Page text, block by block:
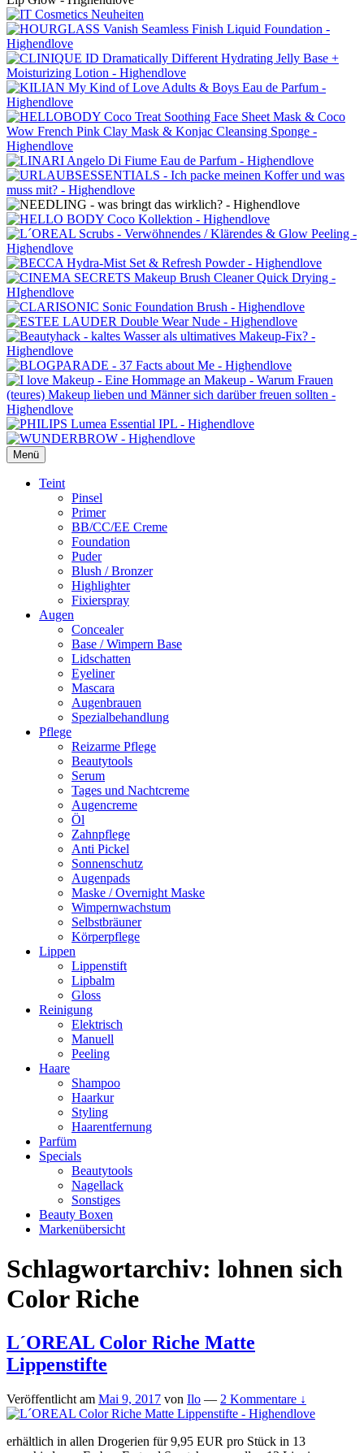
Menü
Primäres
Teint
Pinsel
Primer
BB/CC/EE Creme
Foundation
Puder
Blush / Bronzer
Highlighter
Fixierspray
Augen
Concealer
Base / Wimpern Base
Lidschatten
Eyeliner
Mascara
Augenbrauen
Spezialbehandlung
Pflege
Reizarme Pflege
Beautytools
Serum
Tages und Nachtcreme
Augencreme
Öl
Zahnpflege
Anti Pickel
Sonnenschutz
Augenpads
Maske / Overnight Maske
Wimpernwachstum
Selbstbräuner
Körperpflege
Lippen
Lippenstift
Lipbalm
Gloss
Reinigung
Elektrisch
Manuell
Peeling
Haare
Shampoo
Haarkur
Styling
Haarentfernung
Parfüm
Specials
Beautytools
Nagellack
Sonstiges
Beauty Boxen
Markenübersicht
Schlagwortarchiv: lohnen sich
Color Riche
L´OREAL Color Riche Matte
Lippenstifte
Veröffentlicht am Mai 9, 2017 von Ilo — 2 Kommentare ↓
erhältlich in allen Drogerien für 9,95 EUR pro Stück in 13